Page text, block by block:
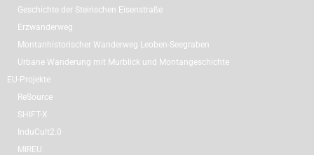
Geschichte der Steirischen Eisenstraße
Erzwanderweg
Montanhistorischer Wanderweg Leoben-Seegraben
Urbane Wanderung mit Murblick und Montangeschichte
EU-Projekte
ReSource
SHIFT-X
InduCult2.0
MIREU